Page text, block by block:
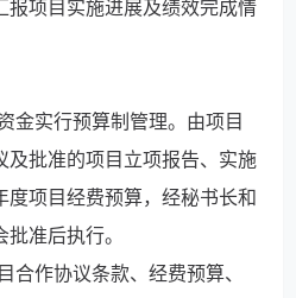
报项目实施进展及绩效完成情
金实行预算制管理。由项目
及批准的项目立项报告、实施
度项目经费预算，经秘书长和
准后执行。
合作协议条款、经费预算、